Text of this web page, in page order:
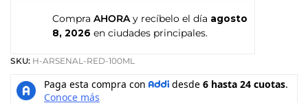
Compra AHORA y recíbelo el día agosto
8, 2026 en ciudades principales.
SKU: H-ARSENAL-RED-100ML